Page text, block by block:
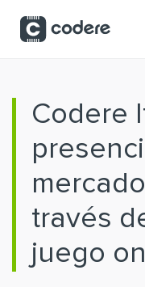
Codere
través
juego